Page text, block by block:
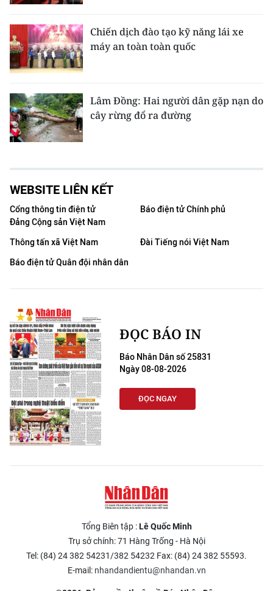
Chiến dịch đào tạo kỹ năng lái xe
máy an toàn toàn quốc
Lâm Đồng: Hai người dân gặp nạn do
cây rừng đổ ra đường
WEBSITE LIÊN KẾT
Cổng thông tin điện tử
Đảng Cộng sản Việt Nam
Báo điện tử Chính phủ
Thông tấn xã Việt Nam
Đài Tiếng nói Việt Nam
Báo điện tử Quân đội nhân dân
ĐỌC BÁO IN
Báo Nhân Dân số 25831
Ngày 08-08-2026
ĐỌC NGAY
Tổng Biên tập :Lê Quốc Minh
Trụ sở chính: 71 Hàng Trống - Hà Nội
Tel: (84) 24 382 54231/382 54232 Fax: (84) 24 382 55593.
E-mail: nhandandientu@nhandan.vn